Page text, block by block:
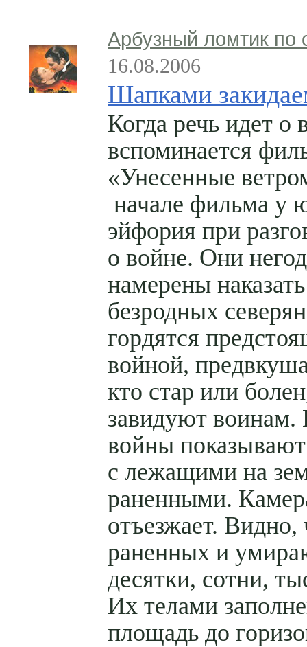
Арбузный ломтик по
16.08.2006
Шапками
Когда речь идет о
вспоминается
«Унесенные
начале фильма у
эйфория при
о войне. Они
намерены наказать
безродных
гордятся
войной,
кто стар или
завидуют воинам.
войны показывают
с лежащими на
раненными.
отъезжает. Видно,
раненных и
десятки, сотни,
Их телами
площадь до